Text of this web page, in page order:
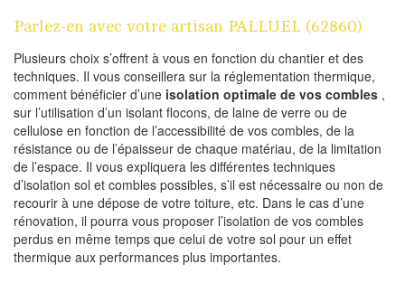
Parlez-en avec votre artisan PALLUEL (62860)
Plusieurs choix s’offrent à vous en fonction du chantier et des
techniques. Il vous conseillera sur la réglementation thermique,
comment bénéficier d’une isolation optimale de vos combles ,
sur l’utilisation d’un isolant flocons, de laine de verre ou de
cellulose en fonction de l’accessibilité de vos combles, de la
résistance ou de l’épaisseur de chaque matériau, de la limitation
de l’espace. Il vous expliquera les différentes techniques
d’isolation sol et combles possibles, s’il est nécessaire ou non de
recourir à une dépose de votre toiture, etc. Dans le cas d’une
rénovation, il pourra vous proposer l’isolation de vos combles
perdus en même temps que celui de votre sol pour un effet
thermique aux performances plus importantes.